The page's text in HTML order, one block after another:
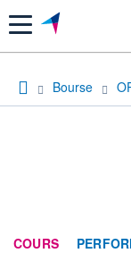
Menu
Bourse
COURS